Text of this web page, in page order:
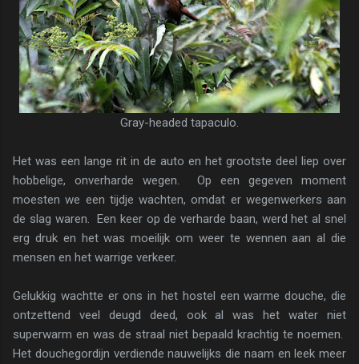
Gray-headed tapaculo.
Het was een lange rit in de auto en het grootste deel liep over
hobbelige, onverharde wegen. Op een gegeven moment
moesten we een tijdje wachten, omdat er wegenwerkers aan
de slag waren. Een keer op de verharde baan, werd het al snel
erg druk en het was moeilijk om weer te wennen aan al die
mensen en het warrige verkeer.
Gelukkig wachtte er ons in het hostel een warme douche, die
ontzettend veel deugd deed, ook al was het water niet
superwarm en was de straal niet bepaald krachtig te noemen.
Het douchegordijn verdiende nauwelijks die naam en leek meer